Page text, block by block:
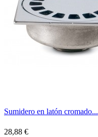
Sumidero en latón cromado...
28,88 €